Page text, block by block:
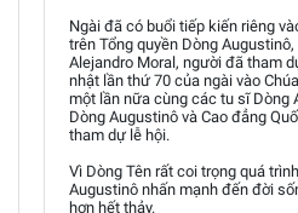
Ngài đã có buổi tiếp kiến riêng
trên Tổng quyền Dòng
Alejandro Moral, người đã tham
nhật lần thứ 70 của ngài vào
một lần nữa cùng các tu sĩ Dòng
Dòng Augustinô và Cao đẳng
tham dự lễ hội.
Vì Dòng Tên rất coi trọng quá
Augustinô nhấn mạnh đến đời
hơn hết thảy.